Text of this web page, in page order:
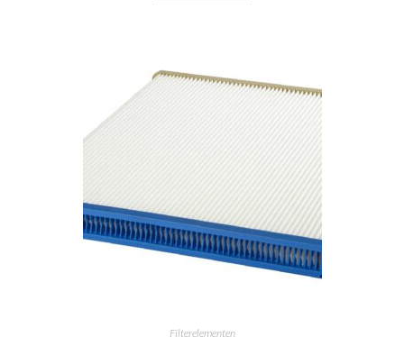
Filterelementen